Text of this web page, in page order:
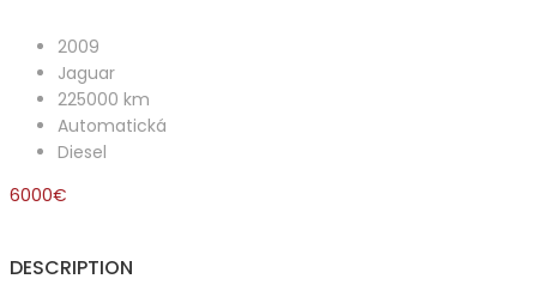
2009
Jaguar
225000 km
Automatická
Diesel
6000€
DESCRIPTION